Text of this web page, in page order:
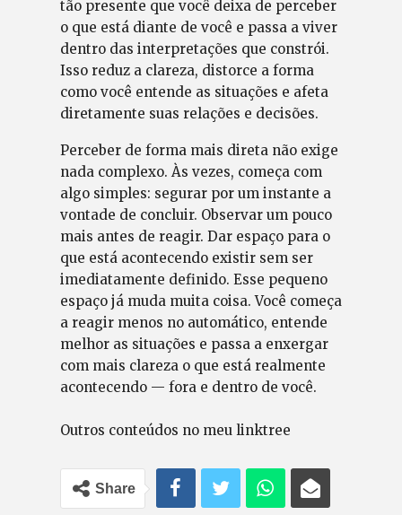
tão presente que você deixa de perceber
o que está diante de você e passa a viver
dentro das interpretações que constrói.
Isso reduz a clareza, distorce a forma
como você entende as situações e afeta
diretamente suas relações e decisões.
Perceber de forma mais direta não exige
nada complexo. Às vezes, começa com
algo simples: segurar por um instante a
vontade de concluir. Observar um pouco
mais antes de reagir. Dar espaço para o
que está acontecendo existir sem ser
imediatamente definido. Esse pequeno
espaço já muda muita coisa. Você começa
a reagir menos no automático, entende
melhor as situações e passa a enxergar
com mais clareza o que está realmente
acontecendo — fora e dentro de você.
Outros conteúdos no meu linktree
Share